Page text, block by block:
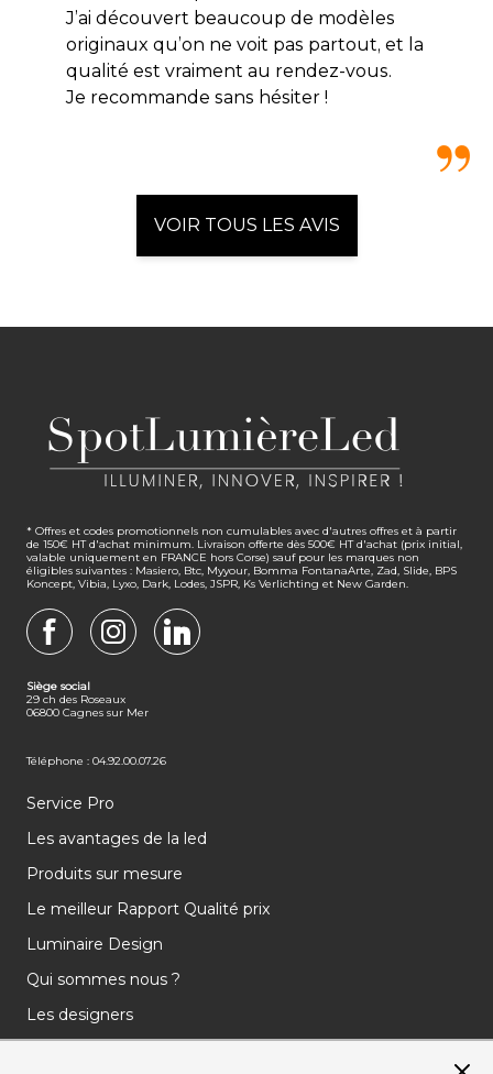
J’ai découvert beaucoup de modèles
originaux qu’on ne voit pas partout, et la
qualité est vraiment au rendez-vous.
Je recommande sans hésiter !
VOIR TOUS LES AVIS
* Offres et codes promotionnels non cumulables avec d'autres offres et à partir
de 150€ HT d'achat minimum. Livraison offerte dès 500€ HT d'achat (prix initial,
valable uniquement en FRANCE hors Corse) sauf pour les marques non
éligibles suivantes : Masiero, Btc, Myyour, Bomma FontanaArte, Zad, Slide, BPS
Koncept, Vibia, Lyxo, Dark, Lodes, JSPR, Ks Verlichting et New Garden.
Siège social
29 ch des Roseaux
06800 Cagnes sur Mer
Téléphone : 04.92.00.07.26
Service Pro
Les avantages de la led
Produits sur mesure
Le meilleur Rapport Qualité prix
Luminaire Design
Qui sommes nous ?
Les designers